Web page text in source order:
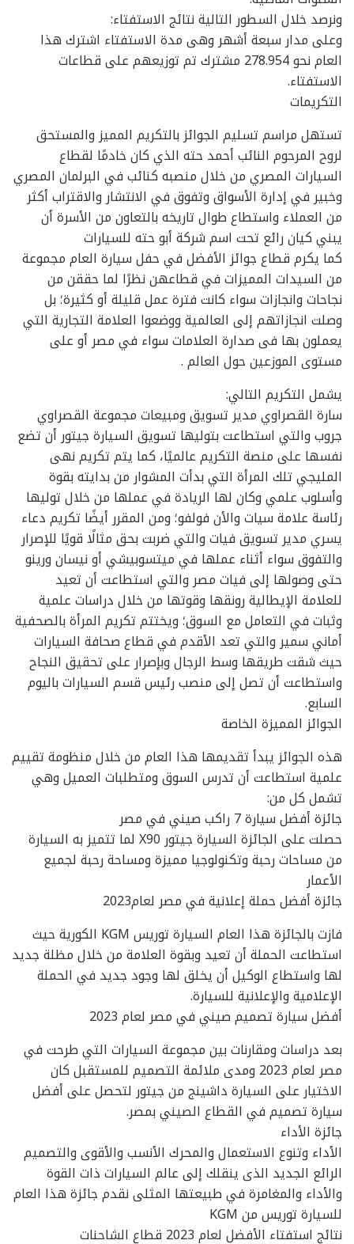
ونرصد خلال السطور التالية نتائج الاستفتاء:
وعلى مدار سبعة أشهر وهى مدة الاستفتاء اشترك هذا
العام نحو 278.954 مشترك تم توزيعهم على قطاعات
الاستفتاء.
التكريمات
تستهل مراسم تسليم الجوائز بالتكريم المميز والمستحق
لروح المرحوم النائب أحمد حته الذي كان خادمًا لقطاع
السيارات المصري من خلال منصبه كنائب في البرلمان المصري
وخبير في إدارة الأسواق وتفوق في الانتشار والاقتراب أكثر
من العملاء واستطاع طوال تاريخه بالتعاون من الأسرة أن
يبني كيان رائع تحت اسم شركة أبو حته للسيارات
كما يكرم قطاع جوائز الأفضل في حفل سيارة العام مجموعة
من السيدات المميزات في قطاعهن نظرًا لما حققن من
نجاحات وانجازات سواء كانت فترة عمل قليلة أو كثيرة؛ بل
وصلت انجازاتهم إلى العالمية ووضعوا العلامة التجارية التي
يعملون بها فى صدارة العلامات سواء في مصر أو على
مستوى الموزعين حول العالم .
يشمل التكريم التالي:
سارة القصراوي مدير تسويق ومبيعات مجموعة القصراوي
جروب والتي استطاعت بتوليها تسويق السيارة جيتور أن تضع
نفسها على منصة التكريم عالميًا، كما يتم تكريم نهى
المليجي تلك المرأة التي بدأت المشوار من بدايته بقوة
وأسلوب علمي وكان لها الريادة في عملها من خلال توليها
رئاسة علامة سيات والأن فولفو؛ ومن المقرر أيضًا تكريم دعاء
يسري مدير تسويق فيات والتي ضربت بحق مثالًا قويًا للإصرار
والتفوق سواء أثناء عملها في ميتسوبيشي أو نيسان ورينو
حتى وصولها إلى فيات مصر والتي استطاعت أن تعيد
للعلامة الإيطالية رونقها وقوتها من خلال دراسات علمية
وثبات في التعامل مع السوق؛ ويختتم تكريم المرأة بالصحفية
أماني سمير والتي تعد الأقدم في قطاع صحافة السيارات
حيث شقت طريقها وسط الرجال وبإصرار على تحقيق النجاح
واستطاعت أن تصل إلى منصب رئيس قسم السيارات باليوم
السابع.
الجوائز المميزة الخاصة
هذه الجوائز يبدأ تقديمها هذا العام من خلال منظومة تقييم
علمية استطاعت أن تدرس السوق ومتطلبات العميل وهي
تشمل كل من:
جائزة أفضل سيارة 7 راكب صيني في مصر
حصلت على الجائزة السيارة جيتور X90 لما تتميز به السيارة
من مساحات رحبة وتكنولوجيا مميزة ومساحة رحبة لجميع
الأعمار
جائزة أفضل حملة إعلانية في مصر لعام2023
فازت بالجائزة هذا العام السيارة توريس KGM الكورية حيث
استطاعت الحملة أن تعيد وبقوة العلامة من خلال مظلة جديد
لها واستطاع الوكيل أن يخلق لها وجود جديد في الحملة
الإعلامية والإعلانية للسيارة.
أفضل سيارة تصميم صيني في مصر لعام 2023
بعد دراسات ومقارنات بين مجموعة السيارات التي طرحت في
مصر لعام 2023 ومدى ملائمة التصميم للمستقبل كان
الاختيار على السيارة داشينج من جيتور لتحصل على أفضل
سيارة تصميم في القطاع الصيني بمصر.
جائزة الأداء
الأداء وتنوع الاستعمال والمحرك الأنسب والأقوى والتصميم
الرائع الجديد الذى ينقلك إلى عالم السيارات ذات القوة
والأداء والمغامرة في طبيعتها المثلى نقدم جائزة هذا العام
للسيارة توريس من KGM
نتائج استفتاء الأفضل لعام 2023 قطاع الشاحنات